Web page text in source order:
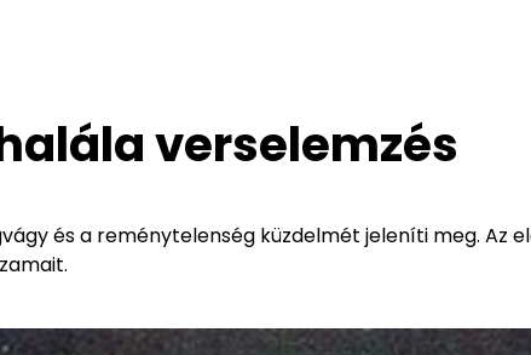
verselemzés
és a reménytelenség küzdelmét jeleníti meg. Az